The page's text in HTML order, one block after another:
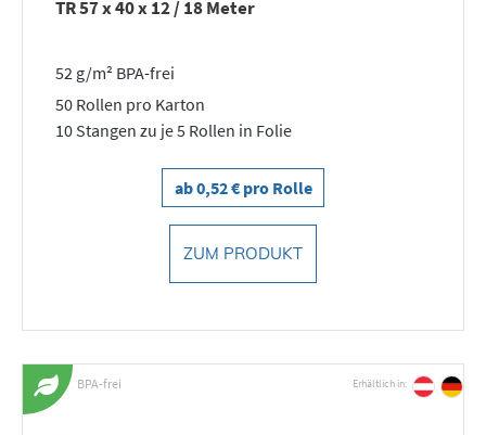
TR 57 x 40 x 12 / 18 Meter
52 g/m² BPA-frei
50 Rollen pro Karton
10 Stangen zu je 5 Rollen in Folie
ab 0,52 € pro Rolle
ZUM PRODUKT
BPA-frei Erhältlich in: